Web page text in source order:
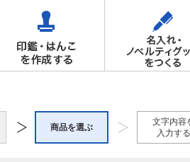
商品を選ぶ
文字内容
入力する